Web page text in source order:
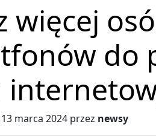
więcej
do
13 marca 2024 przez newsy